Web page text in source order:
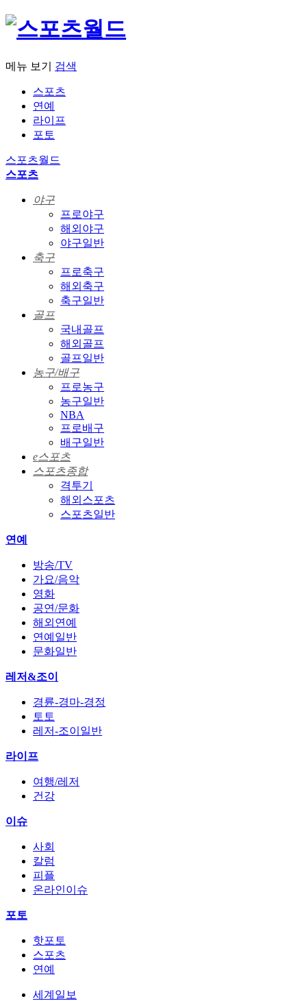
메뉴 보기 검색
스포츠
연예
라이프
포토
스포츠월드
스포츠
야구
프로야구
해외야구
야구일반
축구
프로축구
해외축구
축구일반
골프
국내골프
해외골프
골프일반
농구/배구
프로농구
농구일반
NBA
프로배구
배구일반
e스포츠
스포츠종합
격투기
해외스포츠
스포츠일반
연예
방송/TV
가요/음악
영화
공연/문화
해외연예
연예일반
문화일반
레저&조이
경륜-경마-경정
토토
레저-조이일반
라이프
여행/레저
건강
이슈
사회
칼럼
피플
온라인이슈
포토
핫포토
스포츠
연예
세계일보